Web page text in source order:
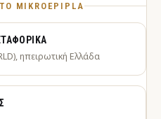
MIKROEPIPLA
ηπειρωτική Ελλάδα